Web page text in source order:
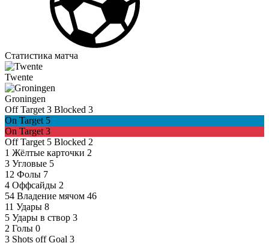
Статистика матча
Twente
Groningen
Off Target 3 Blocked 3
On Target 5
On Target 3
Off Target 5 Blocked 2
1 Жёлтые карточки 2
3 Угловые 5
12 Фолы 7
4 Оффсайды 2
54 Владение мячом 46
11 Удары 8
5 Удары в створ 3
2 Голы 0
3 Shots off Goal 3